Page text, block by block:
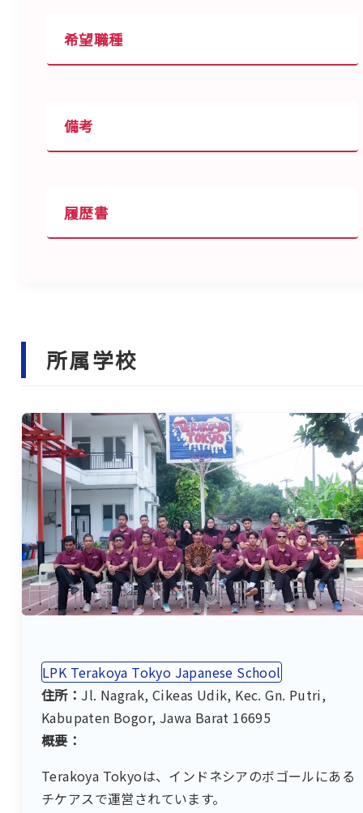
希望職種
備考
履歴書
所属学校
LPK Terakoya Tokyo Japanese School
住所： Jl. Nagrak, Cikeas Udik, Kec. Gn. Putri,
Kabupaten Bogor, Jawa Barat 16695
概要：
Terakoya Tokyoは、インドネシアのボゴールにある
チケアスで運営されています。